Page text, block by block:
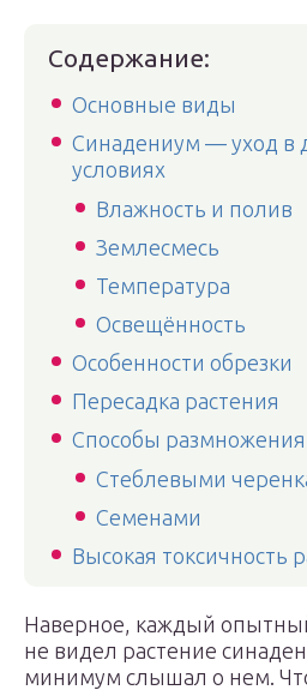
Содержание:
Основные виды
Синадениум — уход в
условиях
Влажность и полив
Землесмесь
Температура
Освещённость
Особенности обрезки
Пересадка растения
Способы размножения
Стеблевыми
Семенами
Высокая токсичность
Наверное, каждый
не видел растение
минимум слышал о нем.